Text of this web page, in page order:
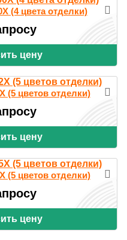
(4 цвета отделки)
цену
(5 цветов отделки)
цену
(5 цветов отделки)
цену